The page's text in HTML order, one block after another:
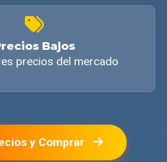
Bajos
precios del mercado
y Comprar